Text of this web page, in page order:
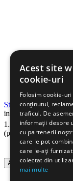
Stand pentru ecran
in stoc
1.33900 Lei
(pret cu TVA inclus)
Adauga in cos
Acest site
cookie-uri
Folosim cookie-
conținutul,
traficul. De
informații despre
cu partenerii
care le pot
care le-ați
colectat din
mai multe